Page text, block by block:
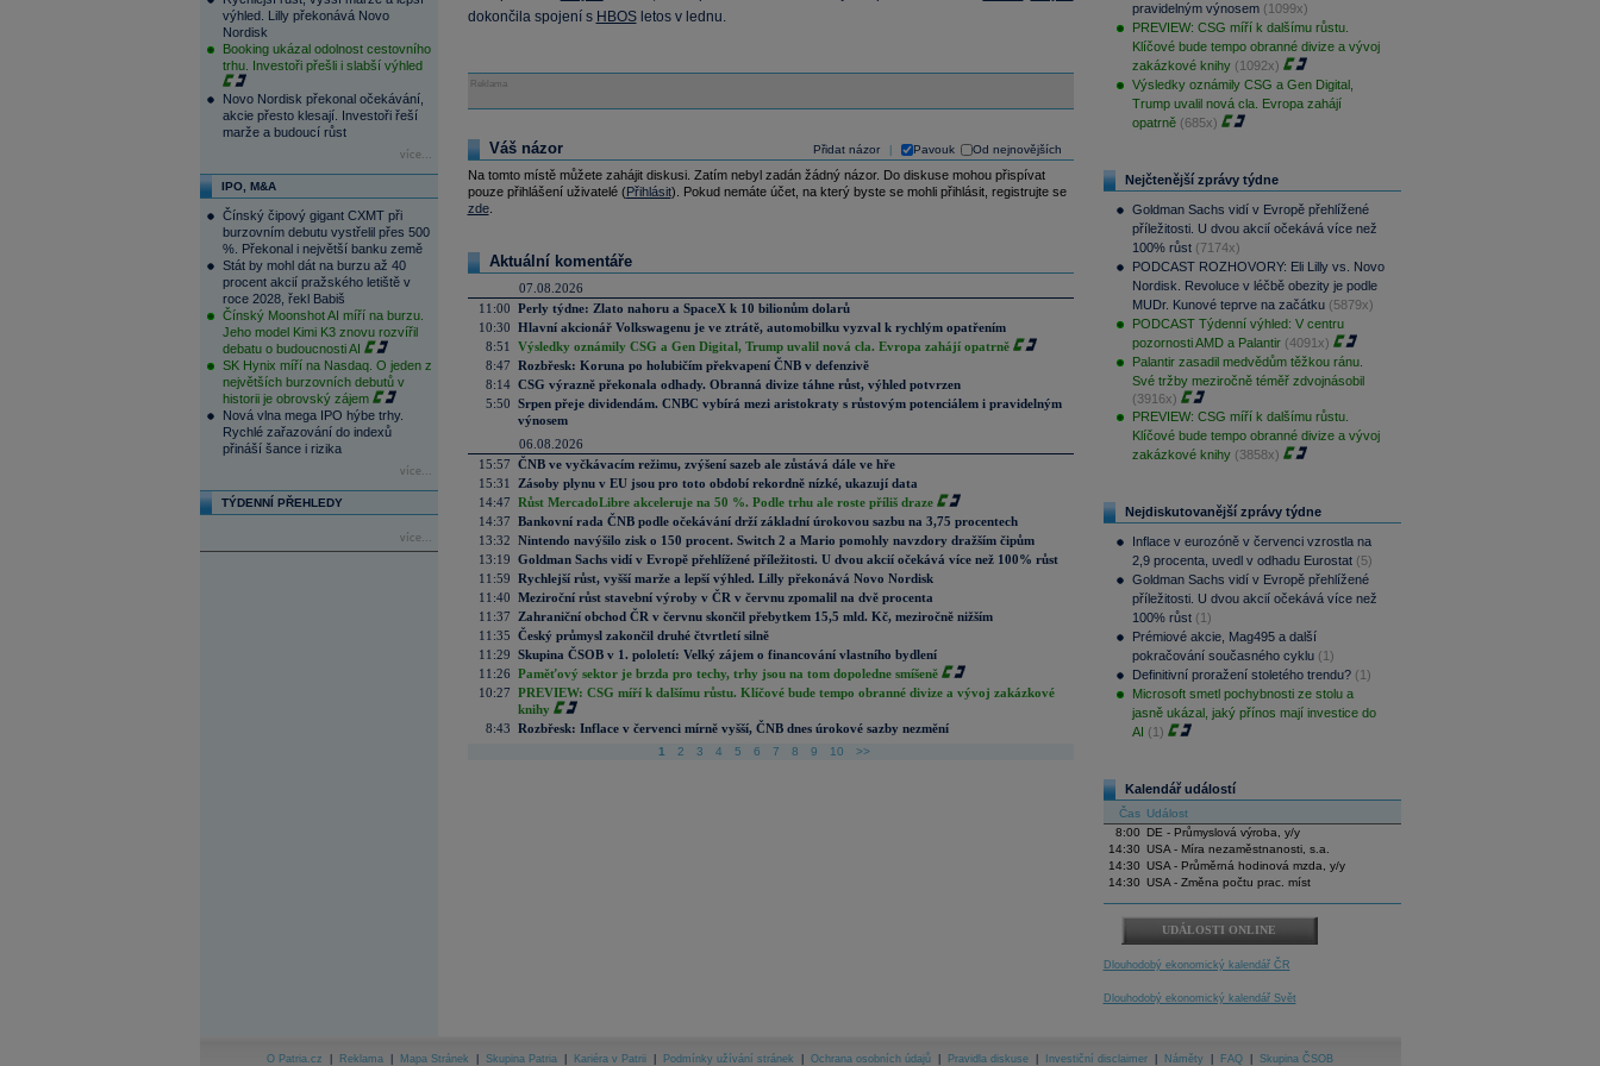
výhled. Lilly překonává Novo
Nordisk
Booking ukázal odolnost cestovního
trhu. Investoři přešli i slabší výhled
Novo Nordisk překonal očekávání,
akcie přesto klesají. Investoři řeší
marže a budoucí růst
více...
IPO, M&A
Čínský čipový gigant CXMT při
burzovním debutu vystřelil přes 500
%. Překonal i největší banku země
Stát by mohl dát na burzu až 40
procent akcií pražského letiště v
roce 2028, řekl Babiš
Čínský Moonshot AI míří na burzu.
Jeho model Kimi K3 znovu rozvířil
debatu o budoucnosti AI
SK Hynix míří na Nasdaq. O jeden z
největších burzovních debutů v
historii je obrovský zájem
Nová vlna mega IPO hýbe trhy.
Rychlé zařazování do indexů
přináší šance i rizika
více...
TÝDENNÍ PŘEHLEDY
více...
dokončila spojení s HBOSletos v lednu.
Reklama
Přidat názor Pavouk Od nejnovějších
Váš názor
Na tomto místě můžete zahájit diskusi. Zatím nebyl zadán žádný názor. Do diskuse mohou přispívat
pouze přihlášení uživatelé (Přihlásit). Pokud nemáte účet, na který byste se mohli přihlásit, registrujte se
zde.
Aktuální komentáře
07.08.2026
11:00 Perly týdne: Zlato nahoru a SpaceX k 10 bilionům dolarů
10:30 Hlavní akcionář Volkswagenu je ve ztrátě, automobilku vyzval k rychlým opatřením
8:51
Výsledky oznámily CSG a Gen Digital, Trump uvalil nová cla. Evropa zahájí opatrně
8:47 Rozbřesk: Koruna po holubičím překvapení ČNB v defenzivě
8:14 CSG výrazně překonala odhady. Obranná divize táhne růst, výhled potvrzen
5:50 Srpen přeje dividendám. CNBC vybírá mezi aristokraty s růstovým potenciálem i pravidelným
výnosem
06.08.2026
15:57 ČNB ve vyčkávacím režimu, zvýšení sazeb ale zůstává dále ve hře
15:31
Zásoby plynu v EU jsou pro toto období rekordně nízké, ukazují data
14:47 Růst MercadoLibre akceleruje na 50 %. Podle trhu ale roste příliš draze
14:37 Bankovní rada ČNB podle očekávání drží základní úrokovou sazbu na 3,75 procentech
13:32 Nintendo navýšilo zisk o 150 procent. Switch 2 a Mario pomohly navzdory dražším čipům
13:19 Goldman Sachs vidí v Evropě přehlížené příležitosti. U dvou akcií očekává více než 100% růst
11:59 Rychlejší růst, vyšší marže a lepší výhled. Lilly překonává Novo Nordisk
11:40 Meziroční růst stavební výroby v ČR v červnu zpomalil na dvě procenta
11:37
Zahraniční obchod ČR v červnu skončil přebytkem 15,5 mld. Kč, meziročně nižším
11:35 Český průmysl zakončil druhé čtvrtletí silně
11:29 Skupina ČSOB v 1. pololetí: Velký zájem o financování vlastního bydlení
11:26 Paměťový sektor je brzda pro techy, trhy jsou na tom dopoledne smíšeně
10:27 PREVIEW: CSG míří k dalšímu růstu. Klíčové bude tempo obranné divize a vývoj zakázkové
knihy
8:43 Rozbřesk: Inflace v červenci mírně vyšší, ČNB dnes úrokové sazby nezmění
1 2 3 4 5 6 7 8 9 10 >>
pravidelným výnosem (1099x)
PREVIEW: CSG míří k dalšímu růstu.
Klíčové bude tempo obranné divize a vývoj
zakázkové knihy (1092x)
Výsledky oznámily CSG a Gen Digital,
Trump uvalil nová cla. Evropa zahájí
opatrně (685x)
Nejčtenější zprávy týdne
Goldman Sachs vidí v Evropě přehlížené
příležitosti. U dvou akcií očekává více než
100% růst (7174x)
PODCAST ROZHOVORY: Eli Lilly vs. Novo
Nordisk. Revoluce v léčbě obezity je podle
MUDr. Kunové teprve na začátku (5879x)
PODCAST Týdenní výhled: V centru
pozornosti AMD a Palantir (4091x)
Palantir zasadil medvědům těžkou ránu.
Své tržby meziročně téměř zdvojnásobil
(3916x)
PREVIEW: CSG míří k dalšímu růstu.
Klíčové bude tempo obranné divize a vývoj
zakázkové knihy (3858x)
Nejdiskutovanější zprávy týdne
Inflace v eurozóně v červenci vzrostla na
2,9 procenta, uvedl v odhadu Eurostat (5)
Goldman Sachs vidí v Evropě přehlížené
příležitosti. U dvou akcií očekává více než
100% růst (1)
Prémiové akcie, Mag495 a další
pokračování současného cyklu (1)
Definitivní proražení stoletého trendu? (1)
Microsoft smetl pochybnosti ze stolu a
jasně ukázal, jaký přínos mají investice do
AI (1)
Kalendář událostí
Čas Událost
8:00
DE - Průmyslová výroba, y/y
14:30 USA - Míra nezaměstnanosti, s.a.
14:30 USA - Průměrná hodinová mzda, y/y
14:30 USA - Změna počtu prac. míst
UDÁLOSTI ONLINE
Dlouhodobý ekonomický kalendář ČR
Dlouhodobý ekonomický kalendář Svět
O Patria.cz Reklama Mapa Stránek Skupina Patria Kariéra v Patrii Podmínky užívání stránek Ochrana osobních údajů Pravidla diskuse Investiční disclaimer Náměty FAQ Skupina ČSOB